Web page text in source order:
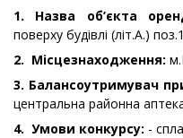
1. Назва об’єкта
поверху будівлі (літ.А.)
2. Місцезнаходження:
3. Балансоутримувач
центральна районна
4. Умови конкурсу: -